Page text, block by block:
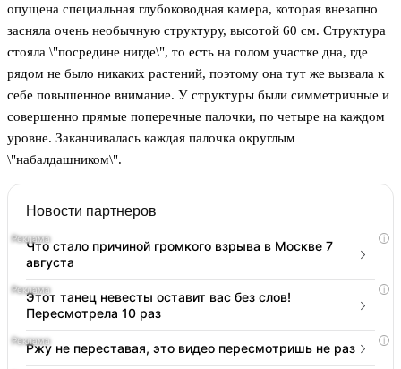
опущена специальная глубоководная камера, которая внезапно
засняла очень необычную структуру, высотой 60 см. Структура
стояла \"посредине нигде\", то есть на голом участке дна, где
рядом не было никаких растений, поэтому она тут же вызвала к
себе повышенное внимание. У структуры были симметричные и
совершенно прямые поперечные палочки, по четыре на каждом
уровне. Заканчивалась каждая палочка округлым
\"набалдашником\".
Новости партнеров
i
Что стало причиной громкого взрыва в Москве 7
августа
i
Этот танец невесты оставит вас без слов!
Пересмотрела 10 раз
i
Ржу не переставая, это видео пересмотришь не раз